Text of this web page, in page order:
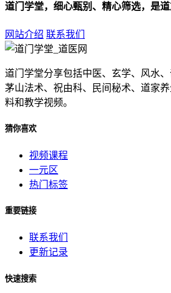
道门学堂，细心甄别、精心筛选，是
网站介绍 联系我们
道门学堂分享包括中医、玄学、风水、
茅山法术、祝由科、民间秘术、道家
料和教学视频。
猜你喜欢
视频课程
一元区
热门标签
重要链接
联系我们
更新记录
快速搜索